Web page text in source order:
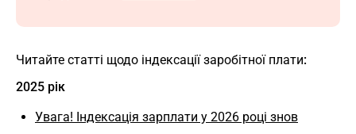
Читайте статті щодо індексації заробітної плати:
2025 рік
Увага! Індексація зарплати у 2026 році знов